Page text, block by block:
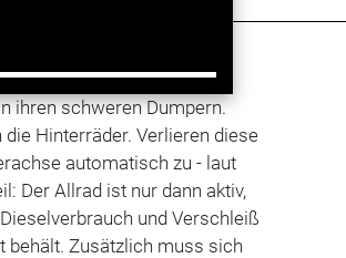
ihren schweren Dumpern.
Hinterräder. Verlieren diese
automatisch zu - laut
Der Allrad ist nur dann aktiv,
und Verschleiß
behält. Zusätzlich muss sich